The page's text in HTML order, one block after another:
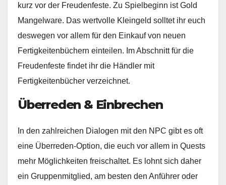
kurz vor der Freudenfeste. Zu Spielbeginn ist Gold
Mangelware. Das wertvolle Kleingeld solltet ihr euch
deswegen vor allem für den Einkauf von neuen
Fertigkeitenbüchern einteilen. Im Abschnitt für die
Freudenfeste findet ihr die Händler mit
Fertigkeitenbücher verzeichnet.
Überreden & Einbrechen
In den zahlreichen Dialogen mit den NPC gibt es oft
eine Überreden-Option, die euch vor allem in Quests
mehr Möglichkeiten freischaltet. Es lohnt sich daher
ein Gruppenmitglied, am besten den Anführer oder